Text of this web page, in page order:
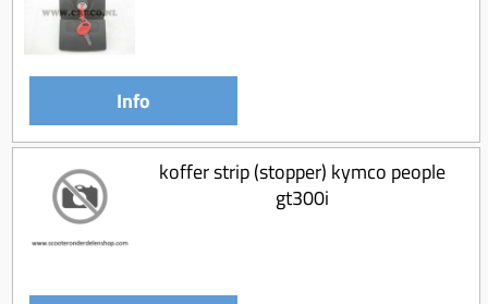
Tomos opvoeren (kits)
Koppeling compleet
Koppeling trekveer
Ketting / tandwiel
Koeling (delen)
Overbrenging
Info
koffer strip (stopper) kymco people
gt300i